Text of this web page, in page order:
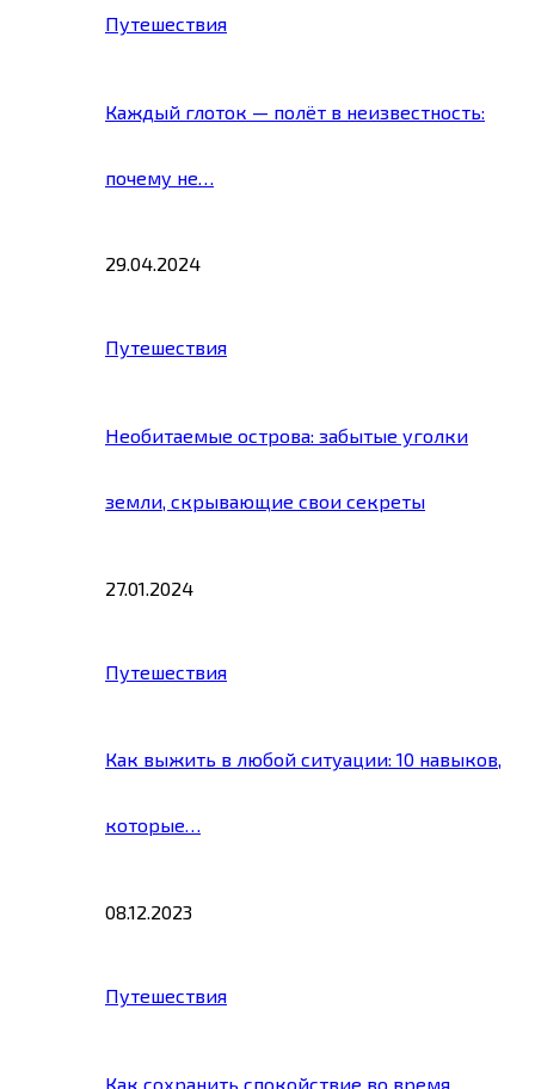
Путешествия
Каждый глоток — полёт в неизвестность:
почему не…
29.04.2024
Путешествия
Необитаемые острова: забытые уголки
земли, скрывающие свои секреты
27.01.2024
Путешествия
Как выжить в любой ситуации: 10 навыков,
которые…
08.12.2023
Путешествия
Как сохранить спокойствие во время